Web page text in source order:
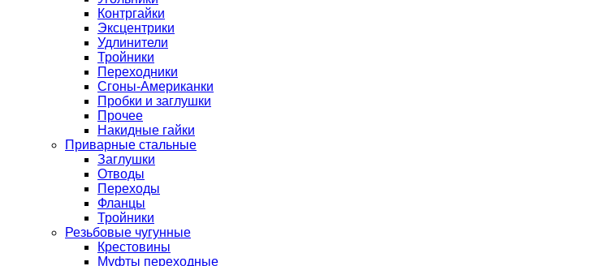
Контргайки
Эксцентрики
Удлинители
Тройники
Переходники
Сгоны-Американки
Пробки и заглушки
Прочее
Накидные гайки
Приварные стальные
Заглушки
Отводы
Переходы
Фланцы
Тройники
Резьбовые чугунные
Крестовины
Муфты переходные